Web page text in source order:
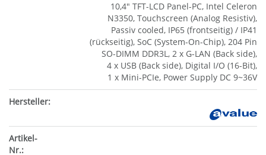
10,4" TFT-LCD Panel-PC, Intel Celeron
N3350, Touchscreen (Analog Resistiv),
Passiv cooled, IP65 (frontseitig) / IP41
(rückseitig), SoC (System-On-Chip), 204 Pin
SO-DIMM DDR3L, 2 x G-LAN (Back side),
4 x USB (Back side), Digital I/O (16-Bit),
1 x Mini-PCIe, Power Supply DC 9~36V